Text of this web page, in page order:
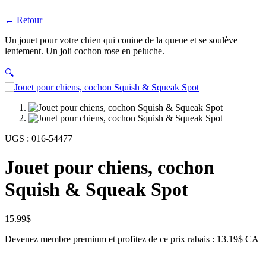
← Retour
Un jouet pour votre chien qui couine de la queue et se soulève
lentement. Un joli cochon rose en peluche.
🔍
UGS : 016-54477
Jouet pour chiens, cochon
Squish & Squeak Spot
15.99$
Devenez membre premium et profitez de ce prix rabais : 13.19$ CA